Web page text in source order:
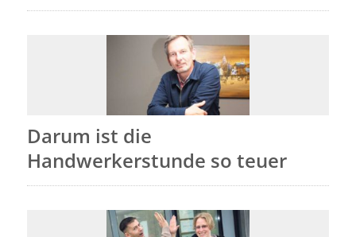
Darum ist die
Handwerkerstunde so teuer